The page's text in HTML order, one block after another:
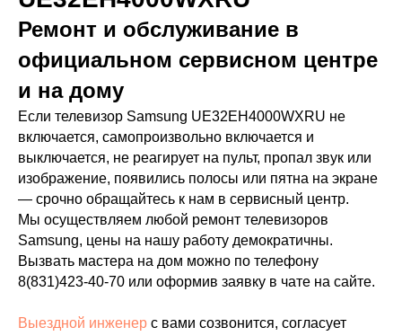
Ремонт и обслуживание в
официальном сервисном центре
и на дому
Если телевизор Samsung UE32EH4000WXRU не
включается, самопроизвольно включается и
выключается, не реагирует на пульт, пропал звук или
изображение, появились полосы или пятна на экране
— срочно обращайтесь к нам в сервисный центр.
Мы осуществляем любой ремонт телевизоров
Samsung, цены на нашу работу демократичны.
Вызвать мастера на дом можно по телефону
8(831)423-40-70 или оформив заявку в чате на сайте.
Выездной инженер с вами созвонится, согласует